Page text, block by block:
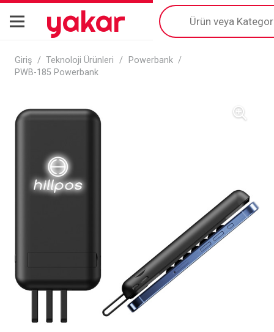
yakar
Products
search
Giriş / Teknoloji Ürünleri / Powerbank /
PWB-185 Powerbank